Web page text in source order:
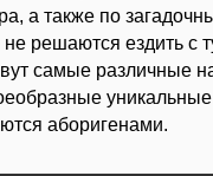
а также по
решаются ездить с
самые различные
аборигенами.